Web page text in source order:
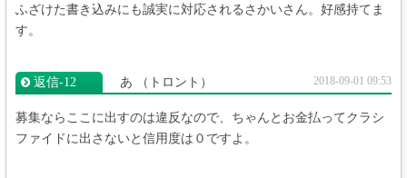
ふざけた書き込みにも誠実に対応されるさかいさん。好感持てま
す。
返信‐12 あ （トロント） 2018-09-01 09:53
募集ならここに出すのは違反なので、ちゃんとお金払ってクラシ
ファイドに出さないと信用度は０ですよ。